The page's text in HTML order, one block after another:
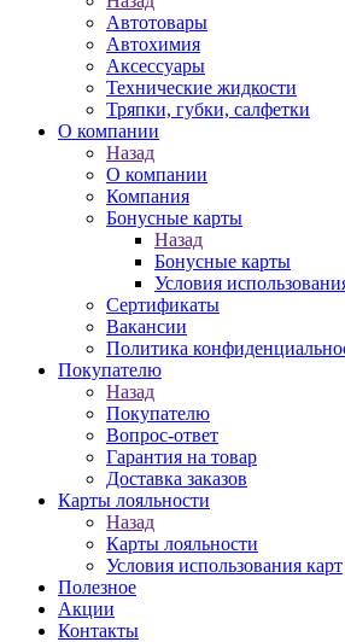
Автотовары
Автохимия
Аксессуары
Технические жидкости
Тряпки, губки, салфетки
О компании
Назад
О компании
Компания
Бонусные карты
Назад
Бонусные карты
Условия
Сертификаты
Вакансии
Политика
Покупателю
Назад
Покупателю
Вопрос-ответ
Гарантия на товар
Доставка заказов
Карты лояльности
Назад
Карты лояльности
Условия использования карт
Полезное
Акции
Контакты